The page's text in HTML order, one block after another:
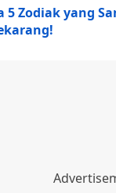
5 Zodiak yang